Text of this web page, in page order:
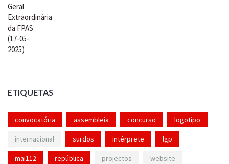
ETIQUETAS
convocatória assembleia concurso logotipo
internacional surdos intérprete lgp
mai112 república projectos website